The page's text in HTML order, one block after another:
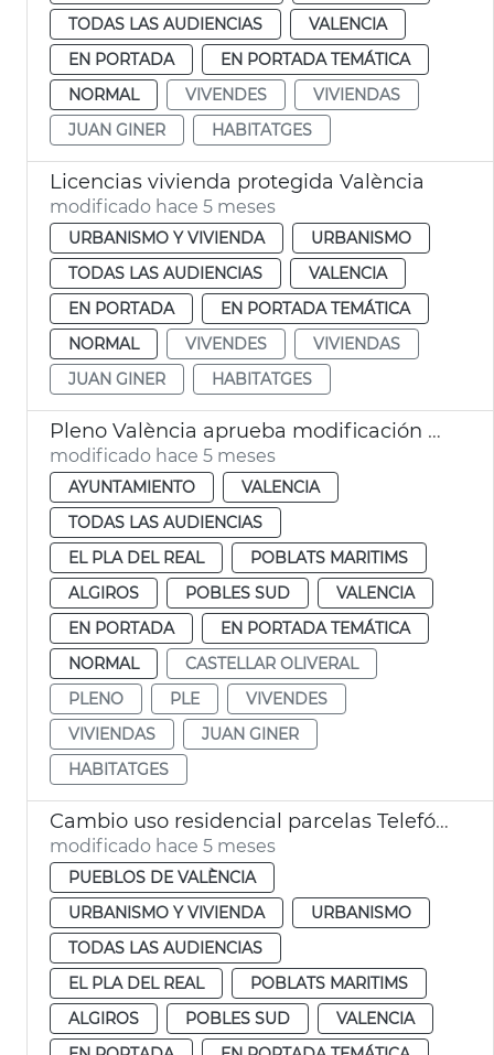
TODAS LAS AUDIENCIAS
VALENCIA
EN PORTADA
EN PORTADA TEMÁTICA
NORMAL
VIVENDES
VIVIENDAS
JUAN GINER
HABITATGES
Licencias vivienda protegida València
modificado hace 5 meses
URBANISMO Y VIVIENDA
URBANISMO
TODAS LAS AUDIENCIAS
VALENCIA
EN PORTADA
EN PORTADA TEMÁTICA
NORMAL
VIVENDES
VIVIENDAS
JUAN GINER
HABITATGES
Pleno València aprueba modificación PGOU cambio uso parcelas Telefónica
modificado hace 5 meses
AYUNTAMIENTO
VALENCIA
TODAS LAS AUDIENCIAS
EL PLA DEL REAL
POBLATS MARITIMS
ALGIROS
POBLES SUD
VALENCIA
EN PORTADA
EN PORTADA TEMÁTICA
NORMAL
CASTELLAR OLIVERAL
PLENO
PLE
VIVENDES
VIVIENDAS
JUAN GINER
HABITATGES
Cambio uso residencial parcelas Telefónica València
modificado hace 5 meses
PUEBLOS DE VALÈNCIA
URBANISMO Y VIVIENDA
URBANISMO
TODAS LAS AUDIENCIAS
EL PLA DEL REAL
POBLATS MARITIMS
ALGIROS
POBLES SUD
VALENCIA